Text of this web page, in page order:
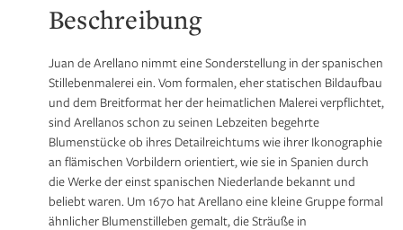
Beschreibung
Juan de Arellano nimmt eine Sonderstellung in der spanischen
Stillebenmalerei ein. Vom formalen, eher statischen Bildaufbau
und dem Breitformat her der heimatlichen Malerei verpflichtet,
sind Arellanos schon zu seinen Lebzeiten begehrte
Blumenstücke ob ihres Detailreichtums wie ihrer Ikonographie
an flämischen Vorbildern orientiert, wie sie in Spanien durch
die Werke der einst spanischen Niederlande bekannt und
beliebt waren. Um 1670 hat Arellano eine kleine Gruppe formal
ähnlicher Blumenstilleben gemalt, die Sträuße in